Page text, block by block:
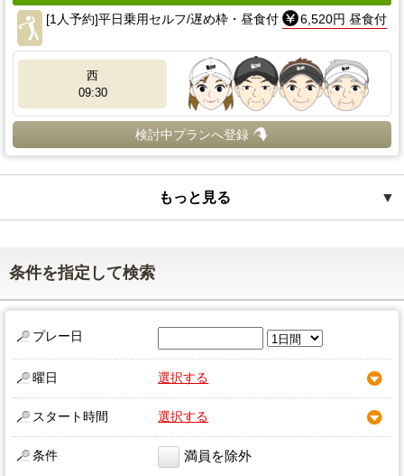
[1人予約]平日乗用セルフ/遅め枠・昼食付
6,520円 昼食付
西
09:30
検討中プランへ登録
▼
もっと見る
条件を指定して検索
プレー日
曜日 選択する
スタート時間 選択する
条件 満員を除外